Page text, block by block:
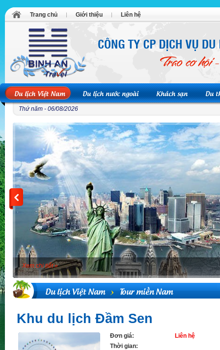
Trang chủ Giới thiệu Liên hệ
Du lịch Việt Nam Du lịch nước ngoài Khách sạn Du
Thứ năm - 06/08/2026
Xem chi tiết »
Du lịch Việt Nam Tour miền Nam
Khu du lịch Đầm Sen
Đơn giá:
Liên hệ
Thời gian: